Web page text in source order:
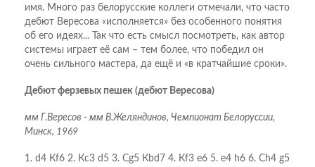
имя. Много раз белорусские коллеги отмечали, что часто
дебют Вересова «исполняется» без особенного понятия
об его идеях... Так что есть смысл посмотреть, как автор
системы играет её сам – тем более, что победил он
очень сильного мастера, да ещё и «в кратчайшие сроки».
Дебют ферзевых пешек (дебют Вересова)
мм Г.Вересов - мм В.Желяндинов, Чемпионат Белоруссии,
Минск, 1969
1. d4 Кf6 2. Кc3 d5 3. Сg5 Кbd7 4. Кf3 e6 5. e4 h6 6. Сh4 g5